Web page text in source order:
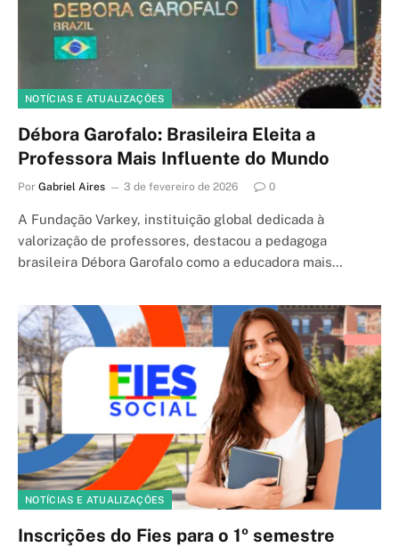
NOTÍCIAS E ATUALIZAÇÕES
Débora Garofalo: Brasileira Eleita a
Professora Mais Influente do Mundo
Por Gabriel Aires 3 de fevereiro de 2026 0
A Fundação Varkey, instituição global dedicada à
valorização de professores, destacou a pedagoga
brasileira Débora Garofalo como a educadora mais…
NOTÍCIAS E ATUALIZAÇÕES
Inscrições do Fies para o 1º semestre